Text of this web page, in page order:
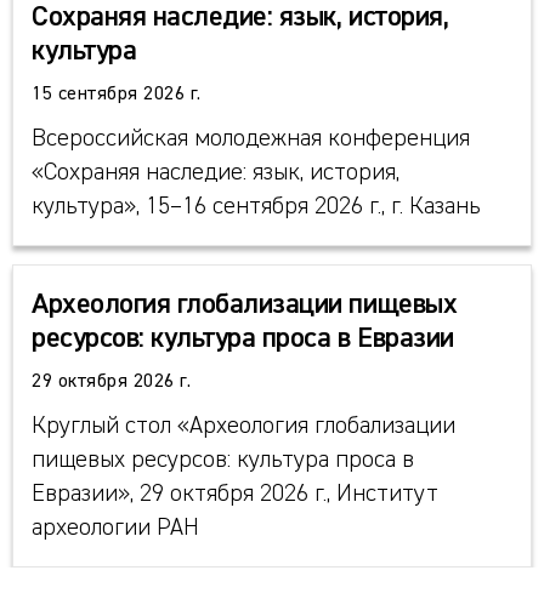
Сохраняя наследие: язык, история,
культура
15 сентября 2026 г.
Всероссийская молодежная конференция
«Сохраняя наследие: язык, история,
культура», 15–16 сентября 2026 г., г. Казань
Археология глобализации пищевых
ресурсов: культура проса в Евразии
29 октября 2026 г.
Круглый стол «Археология глобализации
пищевых ресурсов: культура проса в
Евразии», 29 октября 2026 г., Институт
археологии РАН